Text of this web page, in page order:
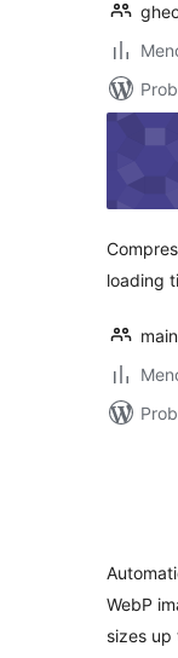
loading
WebP
sizes